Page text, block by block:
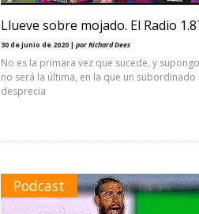
Llueve sobre mojado. El Radio
30 de junio de 2020 | por Richard Dees
No es la primara vez que sucede, y
no será la última, en la que un subordinado
desprecia
Podcast